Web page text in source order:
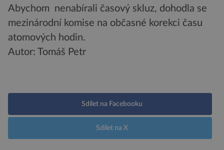
Abychom nenabírali časový skluz, dohodla se
mezinárodní komise na občasné korekci času
atomových hodin.
Autor: Tomáš Petr
Sdílet na Facebooku
Sdílet na X